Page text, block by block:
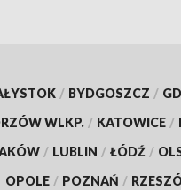
/ BYDGOSZCZ /
WLKP. / KATOWICE /
/ LUBLIN / ŁÓDŹ /
OPOLE / POZNAŃ /